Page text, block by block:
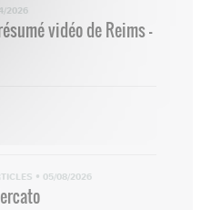
2026
vidéo de Reims -
• 05/08/2026